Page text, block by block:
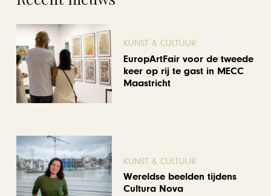
KUNST & CULTUUR
EuropArtFair voor de tweede
keer op rij te gast in MECC
Maastricht
KUNST & CULTUUR
Wereldse beelden tijdens
Cultura Nova